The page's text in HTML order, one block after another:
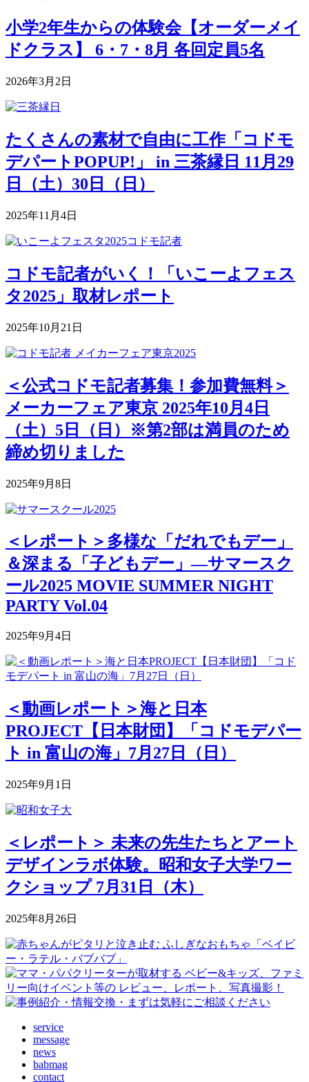
小学2年生からの体験会【オーダーメイ
ドクラス】 6・7・8月 各回定員5名
2026年3月2日
たくさんの素材で自由に工作「コドモ
デパートPOPUP!」 in 三茶縁日 11月29
日（土）30日（日）
2025年11月4日
コドモ記者がいく！「いこーよフェス
タ2025」取材レポート
2025年10月21日
＜公式コドモ記者募集！参加費無料＞
メーカーフェア東京 2025年10月4日
（土）5日（日）※第2部は満員のため
締め切りました
2025年9月8日
＜レポート＞多様な「だれでもデー」
＆深まる「子どもデー」―サマースク
ール2025 MOVIE SUMMER NIGHT
PARTY Vol.04
2025年9月4日
＜動画レポート＞海と日本
PROJECT【日本財団】「コドモデパー
ト in 富山の海」7月27日（日）
2025年9月1日
＜レポート＞ 未来の先生たちとアート
デザインラボ体験。昭和女子大学ワー
クショップ 7月31日（木）
2025年8月26日
service
message
news
babmag
contact